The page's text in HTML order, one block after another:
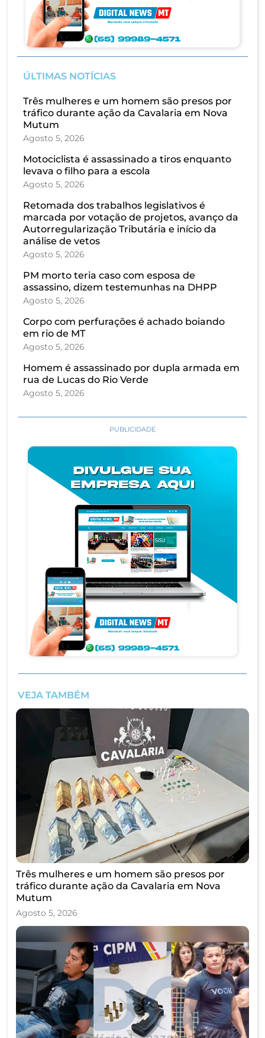
ÚLTIMAS NOTÍCIAS
Três mulheres e um homem são presos por
tráfico durante ação da Cavalaria em Nova
Mutum
Agosto 5, 2026
Motociclista é assassinado a tiros enquanto
levava o filho para a escola
Agosto 5, 2026
Retomada dos trabalhos legislativos é
marcada por votação de projetos, avanço da
Autorregularização Tributária e início da
análise de vetos
Agosto 5, 2026
PM morto teria caso com esposa de
assassino, dizem testemunhas na DHPP
Agosto 5, 2026
Corpo com perfurações é achado boiando
em rio de MT
Agosto 5, 2026
Homem é assassinado por dupla armada em
rua de Lucas do Rio Verde
Agosto 5, 2026
PUBLICIDADE
VEJA TAMBÉM
Três mulheres e um homem são presos por
tráfico durante ação da Cavalaria em Nova
Mutum
Agosto 5, 2026